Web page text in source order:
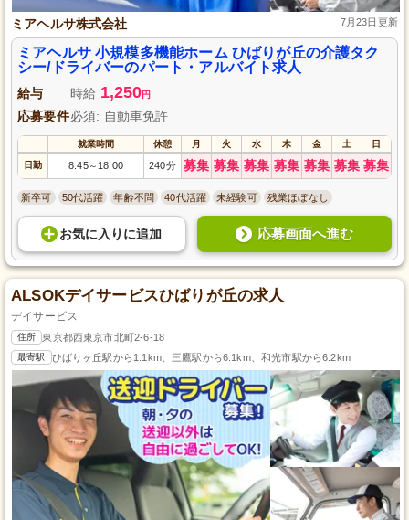
ミアヘルサ株式会社 7月23日更新
ミアヘルサ 小規模多機能ホーム ひばりが丘の介護タク
シー/ドライバーのパート・アルバイト求人
給与 時給 1,250円
応募要件必須: 自動車免許
就業時間 休憩 月 火 水 木 金 土 日
日勤 8:45～ 18:00 240分 募集 募集 募集 募集 募集 募集 募集
新卒可 50代活躍 年齢不問 40代活躍 未経験可 残業ほぼなし
お気に入り に追加 応募画面へ進む
ALSOKデイサービスひばりが丘の求人
デイサービス
住所 東京都西東京市北町2-6-18
最寄駅 ひばりヶ丘駅から1.1km、三鷹駅から6.1km、和光市駅から6.2km